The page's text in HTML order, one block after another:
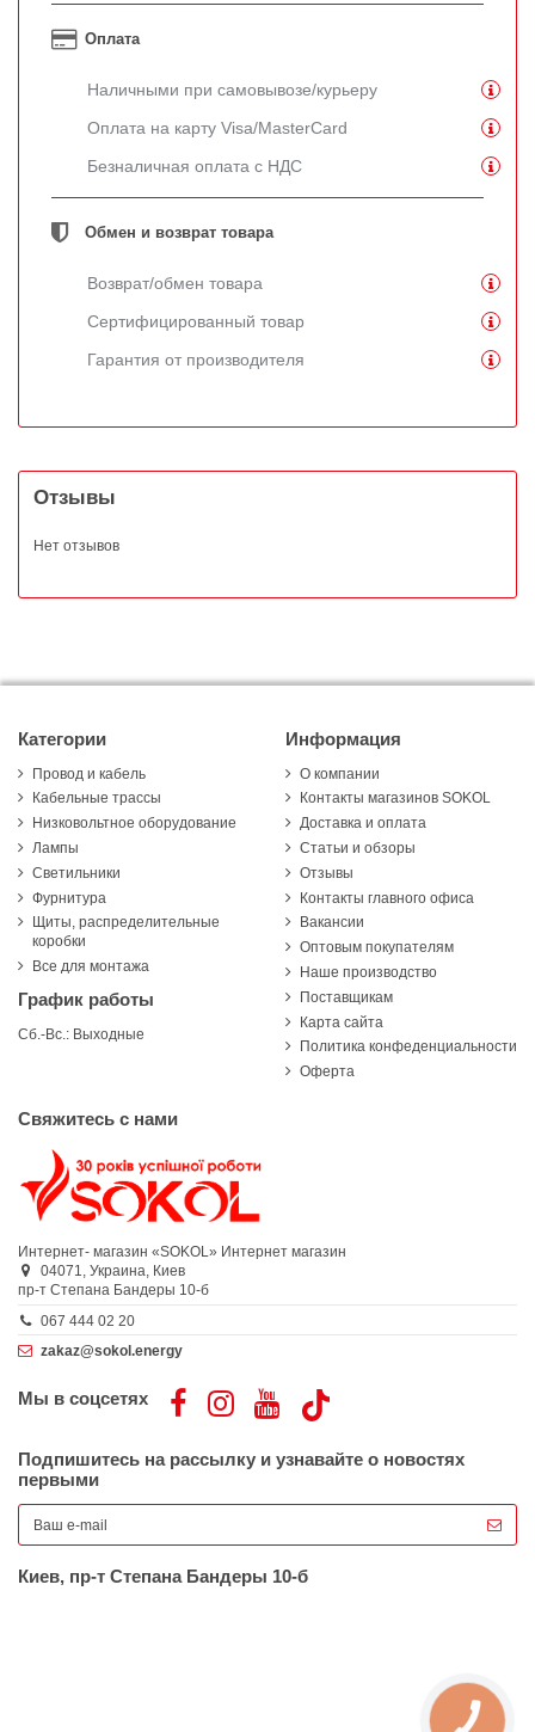
Оплата
Наличными при самовывозе/курьеру
Оплата на карту Visa/MasterCard
Безналичная оплата с НДС
Обмен и возврат товара
Возврат/обмен товара
Сертифицированный товар
Гарантия от производителя
Отзывы
Нет отзывов
Категории
Провод и кабель
Кабельные трассы
Низковольтное оборудование
Лампы
Светильники
Фурнитура
Щиты, распределительные
коробки
Все для монтажа
График работы
Сб.-Вс.: Выходные
Информация
О компании
Контакты магазинов SOKOL
Доставка и оплата
Статьи и обзоры
Отзывы
Контакты главного офиса
Вакансии
Оптовым покупателям
Наше производство
Поставщикам
Карта сайта
Политика конфеденциальности
Оферта
Свяжитесь с нами
Интернет- магазин «SOKOL» Интернет магазин
04071, Украина, Киев
пр-т Степана Бандеры 10-б
067 444 02 20
zakaz@sokol.energy
Мы в соцсетях
Подпишитесь на рассылку и узнавайте о новостях
первыми
Киев, пр-т Степана Бандеры 10-б
КНОПКА
ЗВ'ЯЗКУ